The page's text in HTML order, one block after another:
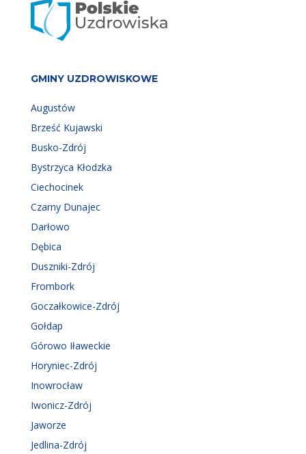
GMINY UZDROWISKOWE
Augustów
Brześć Kujawski
Busko-Zdrój
Bystrzyca Kłodzka
Ciechocinek
Czarny Dunajec
Darłowo
Dębica
Duszniki-Zdrój
Frombork
Goczałkowice-Zdrój
Gołdap
Górowo Iławeckie
Horyniec-Zdrój
Inowrocław
Iwonicz-Zdrój
Jaworze
Jedlina-Zdrój